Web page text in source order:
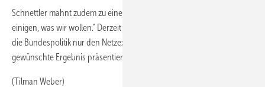
Schnettler mahnt zudem zu einer offeneren Debatte: „Wir müssen uns
einigen, was wir wollen.“ Derzeit scheine es allerdings oft so, als wolle
die Bundespolitik nur den Netzexperten hören, der das von ihr gerade
gewünschte Ergebnis präsentiere.
(Tilman Weber)